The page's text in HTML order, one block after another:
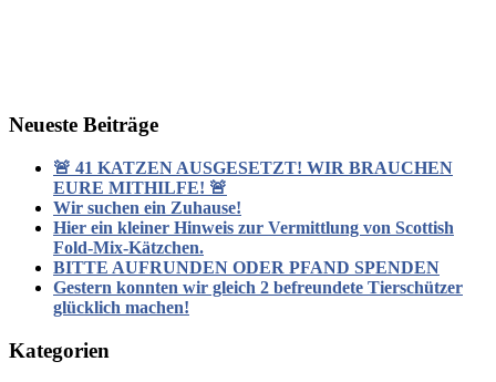
Neueste Beiträge
🚨 41 KATZEN AUSGESETZT! WIR BRAUCHEN
EURE MITHILFE! 🚨
Wir suchen ein Zuhause!
Hier ein kleiner Hinweis zur Vermittlung von Scottish
Fold-Mix-Kätzchen.
BITTE AUFRUNDEN ODER PFAND SPENDEN
Gestern konnten wir gleich 2 befreundete Tierschützer
glücklich machen!
Kategorien